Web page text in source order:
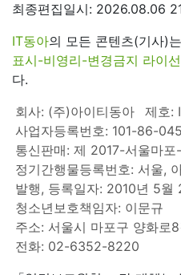
최종편집일시: 2026.08.06
IT동아의 모든 콘텐츠(기사)는
표시-비영리-변경금지 라이
다.
회사: (주)아이티동아
제호:
사업자등록번호: 101-86-
통신판매: 제 2017-서울마포
정기간행물등록번호: 서울,
발행, 등록일자: 2010년 5월
청소년보호책임자: 이문규
주소: 서울시 마포구 양화
전화: 02-6352-8220